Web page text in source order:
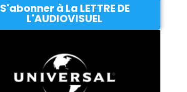
S'abonner à La LETTRE DE
L'AUDIOVISUEL